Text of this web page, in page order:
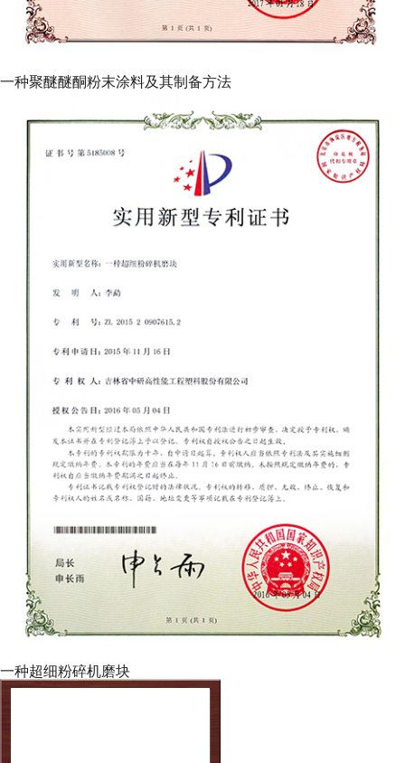
一种聚醚醚酮粉末涂料及其制备方法
一种超细粉碎机磨块